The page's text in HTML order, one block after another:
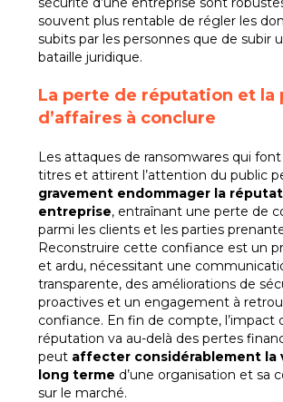
souvent plus rentable de régler les
subits par les personnes que de subir
bataille juridique.
La perte de réputation et la
d’affaires à conclure
Les attaques de ransomwares qui
titres et attirent l’attention du public
gravement endommager la
entreprise, entraînant une perte de
parmi les clients et les parties
Reconstruire cette confiance est un
et ardu, nécessitant une
transparente, des améliorations de
proactives et un engagement à
confiance. En fin de compte, l’impact
réputation va au-delà des pertes
peut affecter considérablement la
long terme d’une organisation et sa
sur le marché.